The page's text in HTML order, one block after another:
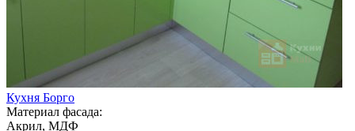
Кухня Борго
Материал фасада:
Акрил, МДФ